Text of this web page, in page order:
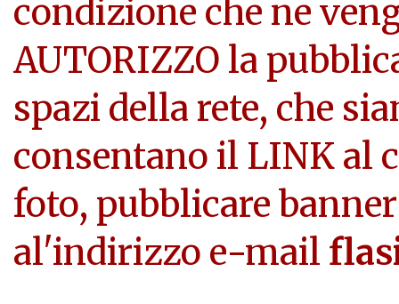
condizione che ne
AUTORIZZO la
spazi della rete, che
consentano il LINK al
foto, pubblicare
al'indirizzo e-mail